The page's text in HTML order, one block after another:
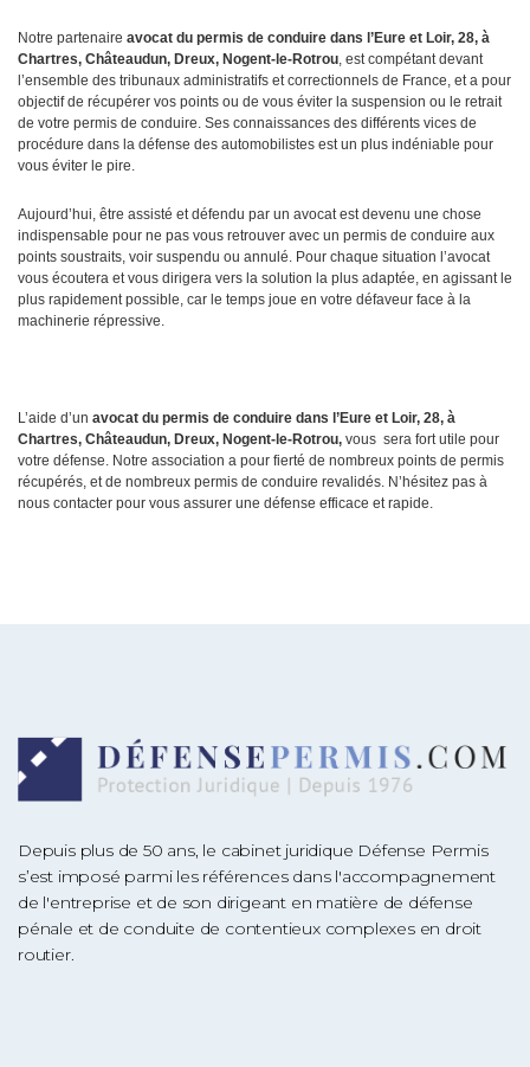
Notre partenaire avocat du permis de conduire dans l’Eure et Loir, 28, à
Chartres, Châteaudun, Dreux, Nogent-le-Rotrou, est compétant devant
l’ensemble des tribunaux administratifs et correctionnels de France, et a pour
objectif de récupérer vos points ou de vous éviter la suspension ou le retrait
de votre permis de conduire. Ses connaissances des différents vices de
procédure dans la défense des automobilistes est un plus indéniable pour
vous éviter le pire.
Aujourd’hui, être assisté et défendu par un avocat est devenu une chose
indispensable pour ne pas vous retrouver avec un permis de conduire aux
points soustraits, voir suspendu ou annulé. Pour chaque situation l’avocat
vous écoutera et vous dirigera vers la solution la plus adaptée, en agissant le
plus rapidement possible, car le temps joue en votre défaveur face à la
machinerie répressive.
L’aide d’un avocat du permis de conduire dans l’Eure et Loir, 28, à
Chartres, Châteaudun, Dreux, Nogent-le-Rotrou, vous sera fort utile pour
votre défense. Notre association a pour fierté de nombreux points de permis
récupérés, et de nombreux permis de conduire revalidés. N’hésitez pas à
nous contacter pour vous assurer une défense efficace et rapide.
Depuis plus de 50 ans, le cabinet juridique Défense Permis
s’est imposé parmi les références dans l'accompagnement
de l'entreprise et de son dirigeant en matière de défense
pénale et de conduite de contentieux complexes en droit
routier.